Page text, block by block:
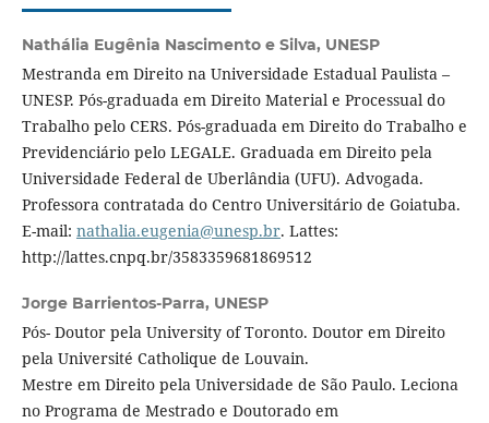
Nathália Eugênia Nascimento e Silva, UNESP
Mestranda em Direito na Universidade Estadual Paulista –
UNESP. Pós-graduada em Direito Material e Processual do
Trabalho pelo CERS. Pós-graduada em Direito do Trabalho e
Previdenciário pelo LEGALE. Graduada em Direito pela
Universidade Federal de Uberlândia (UFU). Advogada.
Professora contratada do Centro Universitário de Goiatuba.
E-mail: nathalia.eugenia@unesp.br. Lattes:
http://lattes.cnpq.br/3583359681869512
Jorge Barrientos-Parra, UNESP
Pós- Doutor pela University of Toronto. Doutor em Direito
pela Université Catholique de Louvain.
Mestre em Direito pela Universidade de São Paulo. Leciona
no Programa de Mestrado e Doutorado em